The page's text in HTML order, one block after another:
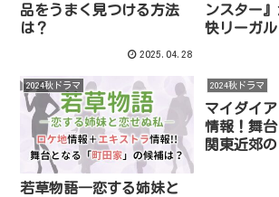
品をうまく見つける方法
は？
2025.04.28
ンスター
快リーガ
2024秋ドラマ
若草物語―恋する姉妹と
2024秋ドラマ
マイダイ
情報！舞
関東近郊